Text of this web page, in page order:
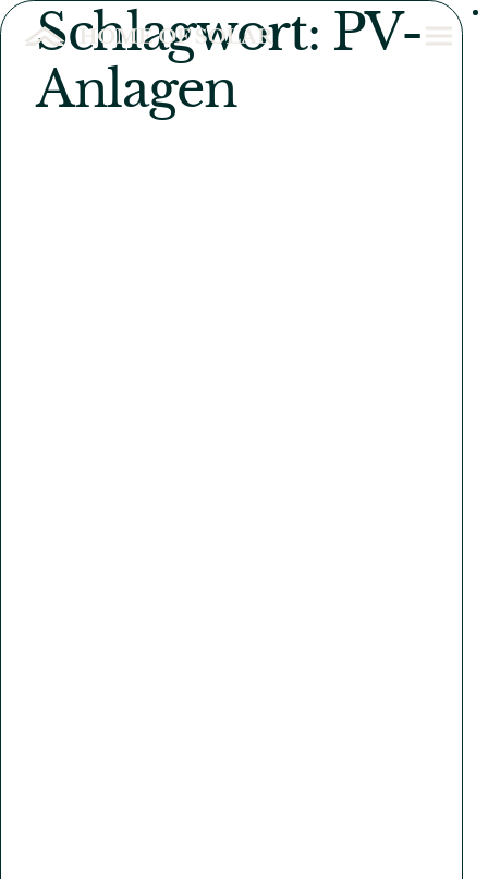
Skip to content
Toggle navigation
Schlagwort: PV-
Anlagen